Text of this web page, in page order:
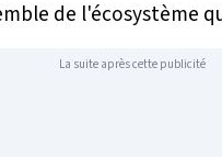
de l'écosystème
La suite après cette publicité